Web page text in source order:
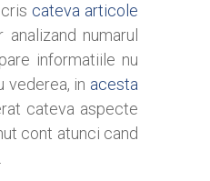
cateva articole
numarul
informatiile nu
in acesta
cateva aspecte
cont atunci cand